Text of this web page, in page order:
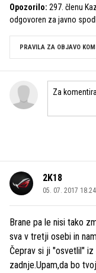
Opozorilo: 297. členu
odgovoren za javno
PRAVILA ZA OBJAVO
2K18
05. 07. 2017 18.24
Brane pa le nisi tako
sva v tretji osebi in
Čeprav si ji "osvetlil"
zadnje.Upam,da bo